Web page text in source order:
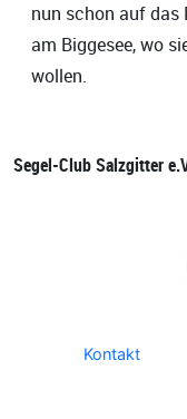
nun schon auf das
am Biggesee, wo
wollen.
Segel-Club Salzgitter
Kontakt